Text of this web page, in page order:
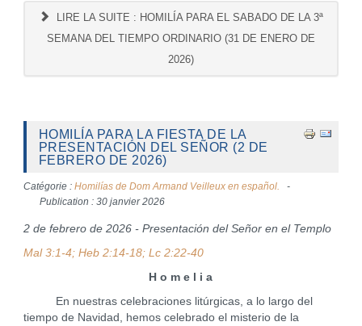
LIRE LA SUITE : HOMILÍA PARA EL SABADO DE LA 3ª
SEMANA DEL TIEMPO ORDINARIO (31 DE ENERO DE
2026)
HOMILÍA PARA LA FIESTA DE LA
PRESENTACIÓN DEL SEÑOR (2 DE
FEBRERO DE 2026)
Catégorie : Homilías de Dom Armand Veilleux en español.
Publication : 30 janvier 2026
2 de febrero de 2026 - Presentación del Señor en el Templo
Mal 3:1-4; Heb 2:14-18; Lc 2:22-40
H o m e l i a
En nuestras celebraciones litúrgicas, a lo largo del
tiempo de Navidad, hemos celebrado el misterio de la